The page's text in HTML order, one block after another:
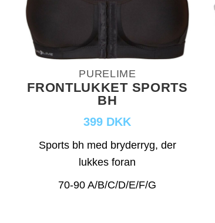
PURELIME
FRONTLUKKET SPORTS
BH
399 DKK
Sports bh med bryderryg, der
lukkes foran
70-90 A/B/C/D/E/F/G